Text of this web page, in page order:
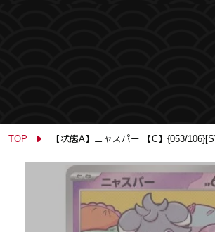
TOP 【状態A】ニャスパー 【C】{053/